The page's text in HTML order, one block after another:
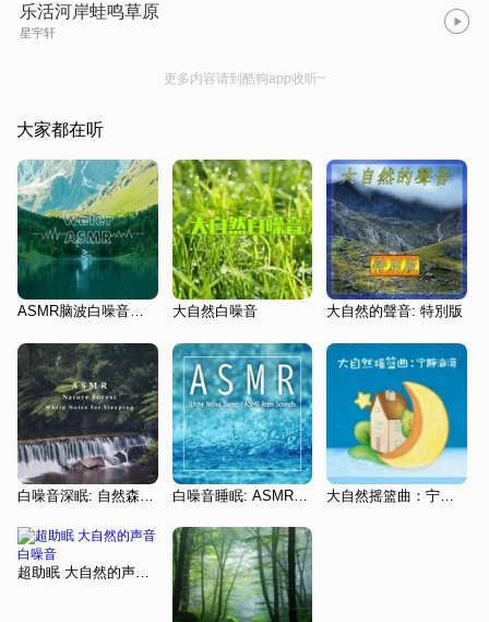
乐活河岸蛙鸣草原
星宇轩
更多内容请到酷狗app收听~
大家都在听
ASMR脑波白噪音．大自然流水声 大自然白噪音 大自然的聲音: 特別版
白噪音睡眠: ASMR下雨声 大自然摇篮曲：宁静海湾
超助眠 大自然的声音 白噪音